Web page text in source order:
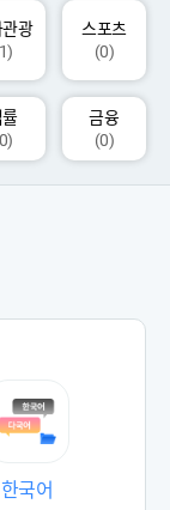
광
스포츠
(0)
률
금융
(0)
한국어